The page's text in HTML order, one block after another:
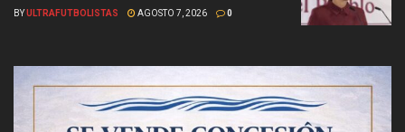
BYULTRAFUTBOLISTAS AGOSTO 7, 2026 0